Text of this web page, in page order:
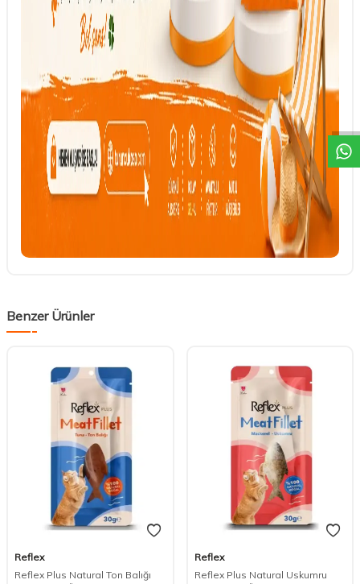
DESTEK
Benzer Ürünler
Reflex
Reflex Plus Natural Ton Balığı
Reflex
Reflex Plus Natural Uskumru